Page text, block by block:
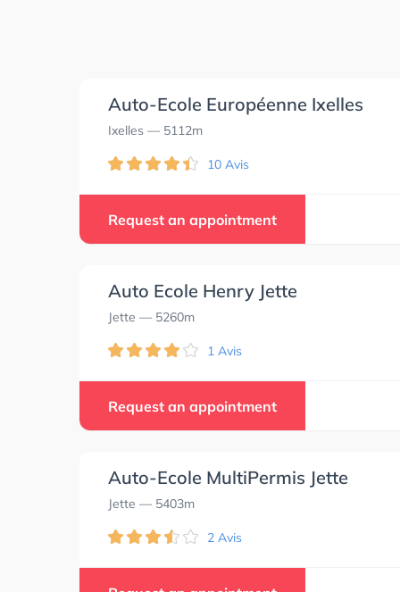
Auto-Ecole Européenne Ixelles
Ixelles — 5112m
10 Avis
Request an appointment
Auto Ecole Henry Jette
Jette — 5260m
1 Avis
Request an appointment
Auto-Ecole MultiPermis Jette
Jette — 5403m
2 Avis